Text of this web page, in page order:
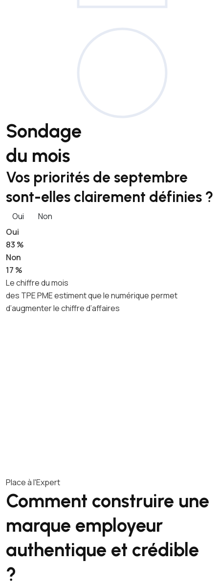
Sondage
du mois
Vos priorités de septembre
sont-elles clairement définies ?
Oui
Non
Oui
83 %
Non
17 %
Le chiffre du mois
des TPE PME estiment que le numérique permet
d’augmenter le chiffre d’affaires
Place à l'Expert
Comment construire une
marque employeur
authentique et crédible
?